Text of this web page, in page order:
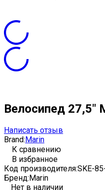
Велосипед 27,5"
Написать отзыв
Brand:Marin
К сравнению
В избранное
Код производителя:SKE-
Бренд:Marin
Нет в наличии